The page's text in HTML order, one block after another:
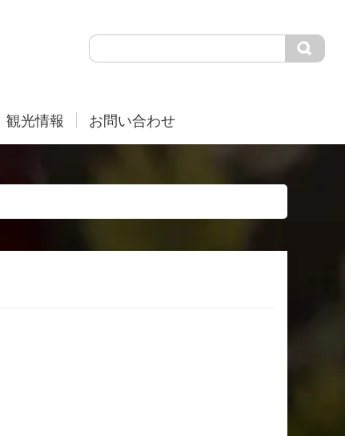
観光情報 お問い合わせ